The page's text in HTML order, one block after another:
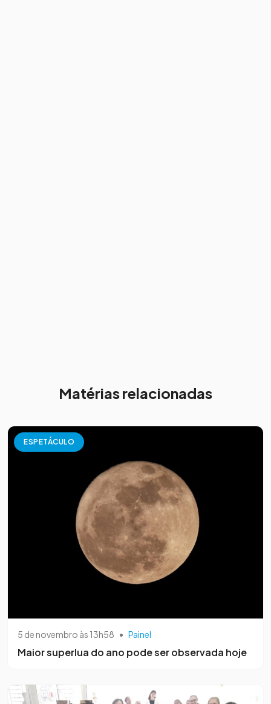
Matérias relacionadas
ESPETÁCULO
5 de novembro às 13h58 • Painel
Maior superlua do ano pode ser observada hoje